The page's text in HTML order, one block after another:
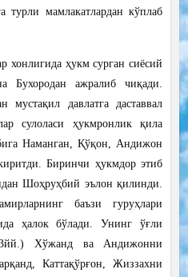
турли мамлакатлардан кўплаб
хонлигида ҳукм сурган сиёсий
Бухородан ажралиб чиқади.
давлатга даставвал
сулоласи ҳукмронлик қила
Наманган, Қўқон, Андижон
Биринчи ҳукмдор этиб
Шоҳруҳбий эълон қилинди.
баъзи гуруҳлари
ҳалок бўлади. Унинг ўғли
Хўжанд ва Андижонни
Каттақўрғон, Жиззахни